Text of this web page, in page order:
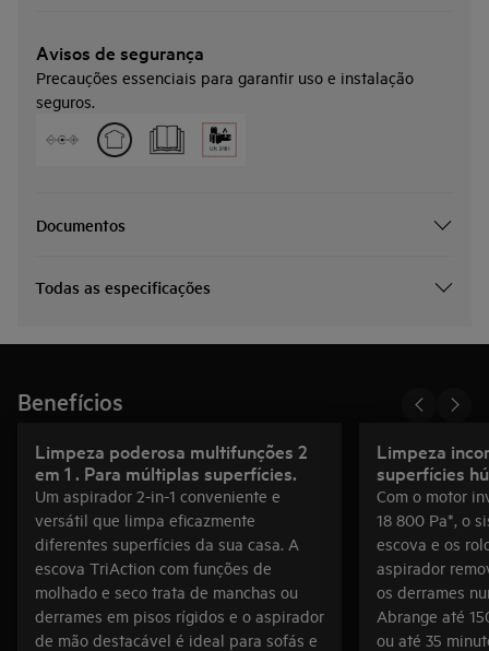
Avisos de segurança
Precauções essenciais para garantir uso e instalação
seguros.
Documentos
Todas as especificações
Benefícios
Limpeza poderosa multifunções 2
em 1 . Para múltiplas superfícies.
Um aspirador 2-in-1 conveniente e
versátil que limpa eficazmente
diferentes superfícies da sua casa. A
escova TriAction com funções de
molhado e seco trata de manchas ou
derrames em pisos rígidos e o aspirador
de mão destacável é ideal para sofás e
Limpeza
superfícies
Com o motor
18 800 Pa*, o
escova e os
aspirador
os derrames
Abrange até
ou até 35